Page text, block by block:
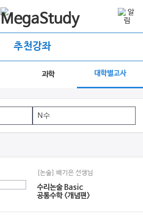
추천강좌
과학 대학별고사
[논술] 배기은 선생님
수리논술 Basic
공통수학 <개념편>